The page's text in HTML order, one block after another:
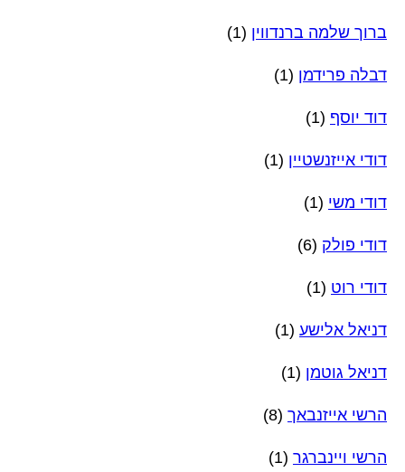
ברוך שלמה ברנדווין (1)
דבלה פרידמן (1)
דוד יוסף (1)
דודי אייזנשטיין (1)
דודי משי (1)
דודי פולק (6)
דודי רוט (1)
דניאל אלישע (1)
דניאל גוטמן (1)
הרשי אייזנבאך (8)
הרשי ויינברגר (1)